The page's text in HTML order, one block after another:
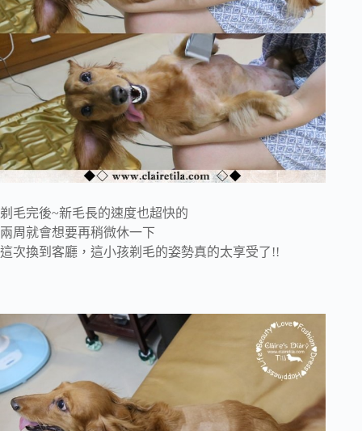
剃毛完後~新毛長的速度也超快的
兩周就會想要再稍微休一下
這次換到客廳，這小孩剃毛的姿勢真的太享受了!!